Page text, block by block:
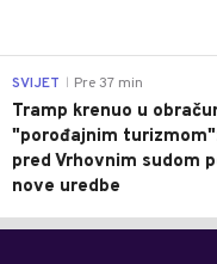
SVIJET Pre 37 min
Tramp krenuo u
"porođajnim
pred Vrhovnim sudom
nove uredbe